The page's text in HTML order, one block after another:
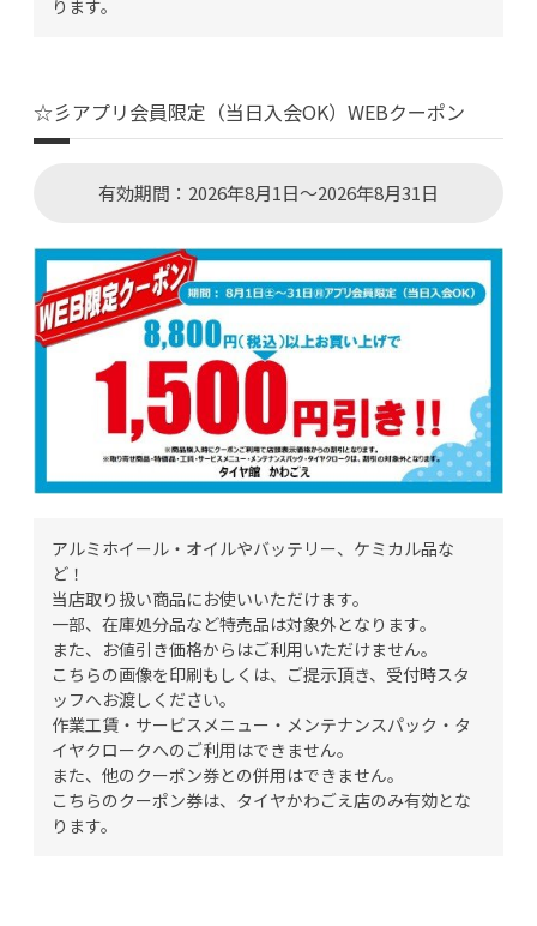
ります。
☆彡アプリ会員限定（当日入会OK）WEBクーポン
有効期間：2026年8月1日～2026年8月31日
アルミホイール・オイルやバッテリー、ケミカル品な
ど！
当店取り扱い商品にお使いいただけます。
一部、在庫処分品など特売品は対象外となります。
また、お値引き価格からはご利用いただけません。
こちらの画像を印刷もしくは、ご提示頂き、受付時スタ
ッフへお渡しください。
作業工賃・サービスメニュー・メンテナンスパック・タ
イヤクロークへのご利用はできません。
また、他のクーポン券との併用はできません。
こちらのクーポン券は、タイヤかわごえ店のみ有効とな
ります。